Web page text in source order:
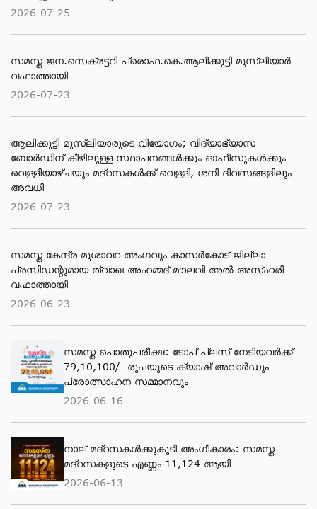
2026-07-25
സമസ്ത ജന.സെക്രട്ടറി പ്രൊഫ.കെ.ആലിക്കുട്ടി മുസ്‌ലിയാര്‍
വഫാത്തായി
2026-07-23
ആലിക്കുട്ടി മുസ്​ലിയാരുടെ വിയോ​ഗം; വിദ്യാഭ്യാസ
ബോര്‍ഡിന് കീഴിലുള്ള സ്ഥാപനങ്ങള്‍ക്കും ഓഫീസുകള്‍ക്കും
വെള്ളിയാഴ്ചയും മദ്റസകള്‍ക്ക് വെള്ളി, ശനി ദിവസങ്ങളിലും
അവധി
2026-07-23
സമസ്ത കേന്ദ്ര മുശാവറ അംഗവും കാസര്‍കോട് ജില്ലാ
പ്രസിഡന്റുമായ ത്വാഖ അഹമ്മദ് മൗലവി അല്‍ അസ്ഹരി
വഫാത്തായി
2026-06-23
സമസ്ത പൊതുപരീക്ഷ: ടോപ് പ്ലസ് നേടിയവര്‍ക്ക്
79,10,100/- രൂപയുടെ ക്യാഷ് അവാര്‍ഡും
പ്രോത്സാഹന സമ്മാനവും
2026-06-16
നാല് മദ്‌റസകൾക്കുകൂടി അംഗീകാരം: സമസ്ത
മദ്‌റസകളുടെ എണ്ണം 11,124 ആയി
2026-06-13